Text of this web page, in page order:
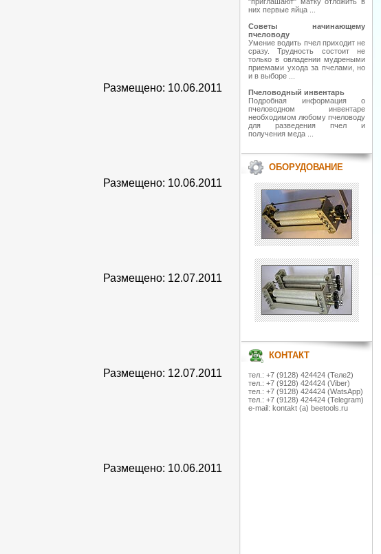
Размещено: 10.06.2011
Размещено: 10.06.2011
Размещено: 12.07.2011
Размещено: 12.07.2011
Размещено: 10.06.2011
них первые яйца ...
Советы начинающему
пчеловоду
Умение водить пчел приходит не
сразу. Трудность состоит не
только в овладении мудреными
приемами ухода за пчелами, но
и в выборе ...
Пчеловодный инвентарь
Подробная информация о
пчеловодном инвентаре
необходимом любому пчеловоду
для разведения пчел и
получения меда ...
ОБОРУДОВАНИЕ
КОНТАКТ
тел.: +7 (9128) 424424 (Теле2)
тел.: +7 (9128) 424424 (Viber)
тел.: +7 (9128) 424424 (WatsApp)
тел.: +7 (9128) 424424 (Telegram)
e-mail: kontakt (a) beetools.ru